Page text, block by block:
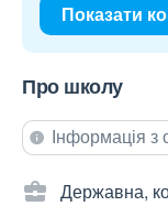
Показати
Про школу
Інформація
Державна,